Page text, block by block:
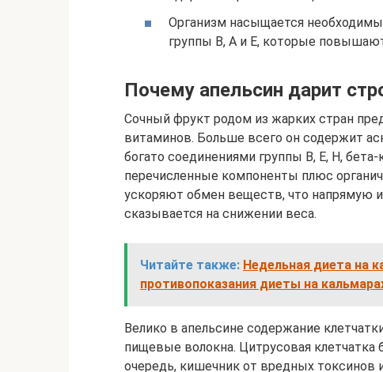
Организм насыщается
группы B, A и E, которые
Почему апельсин дарит
Сочный фрукт родом из жарких стран
витаминов. Больше всего он содержит
богато соединениями группы В, Е, Н,
перечисленные компоненты плюс
ускоряют обмен веществ, что напрямую
сказывается на снижении веса.
Читайте также: Недельная диета на
противопоказания диеты на
Велико в апельсине содержание
пищевые волокна. Цитрусовая клетчатка
очередь, кишечник от вредных токсинов